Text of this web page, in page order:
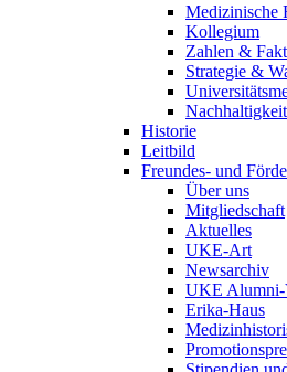
Medizinische
Kollegium
Zahlen &
Strategie &
Nachhaltigkeit
Historie
Leitbild
Freundes- und
Über uns
Mitgliedschaft
Aktuelles
UKE-Art
Newsarchiv
UKE Alumni-
Erika-Haus